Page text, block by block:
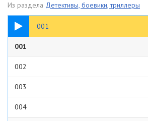
Из раздела Детективы, боевики, триллеры
001
21:57
001
002
003
004